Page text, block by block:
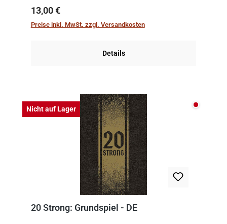
Spielenden aus, die es in die Höhe zu treiben
gilt. Doch das geht natürlich nur, solange man
Regulärer Preis:
13,00 €
Preise inkl. MwSt. zzgl. Versandkosten
Details
Nicht auf Lager Nicht
20 Strong: Grundspiel - DE